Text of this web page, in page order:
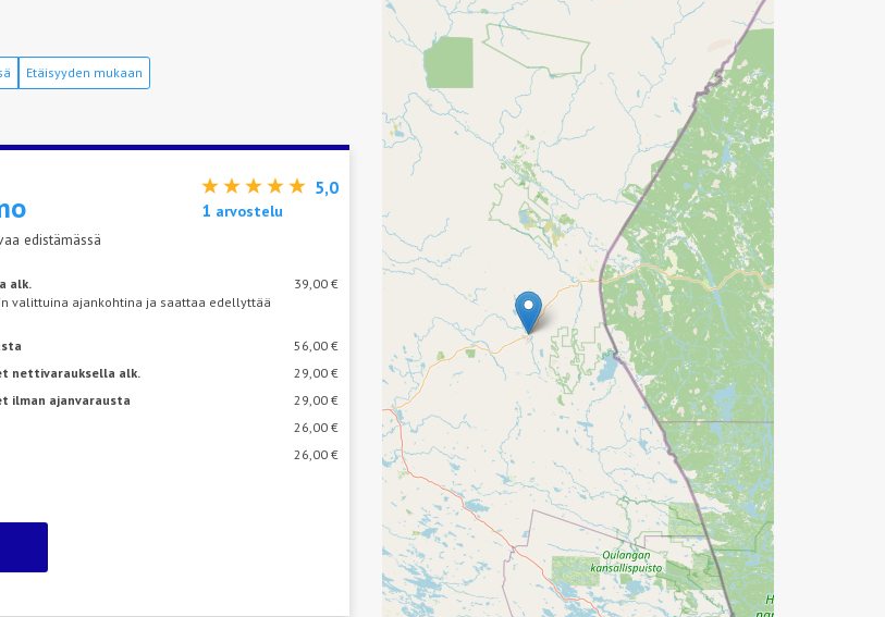
Etäisyyden mukaan
edistämässä
5,0
1 arvostelu
alk.
39,00 €
valittuina ajankohtina ja saattaa edellyttää
56,00 €
nettivarauksella alk.
29,00 €
ilman ajanvarausta
29,00 €
26,00 €
26,00 €